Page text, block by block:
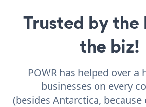
Trusted by the
the biz!
POWR has helped over a
businesses on every
(besides Antarctica,